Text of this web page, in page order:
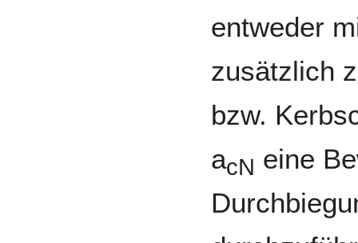
entweder
zusätzlich
bzw.
acN eine